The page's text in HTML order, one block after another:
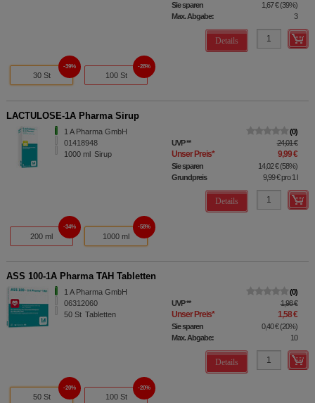
Sie sparen 1,67 €(39%)
Max. Abgabe:
3
Details
30 St
39%
100 St
28%
LACTULOSE-1A Pharma Sirup
1 A Pharma GmbH
01418948
1000 ml Sirup
0
UVP** 24,01 €
Unser Preis* 9,99 €
Sie sparen 14,02 €(58%)
Grundpreis
9,99 €pro 1 l
Details
200 ml
34%
1000 ml
58%
ASS 100-1A Pharma TAH Tabletten
1 A Pharma GmbH
06312060
50 St Tabletten
0
UVP** 1,98 €
Unser Preis* 1,58 €
Sie sparen 0,40 €(20%)
Max. Abgabe:
10
Details
50 St
20%
100 St
20%